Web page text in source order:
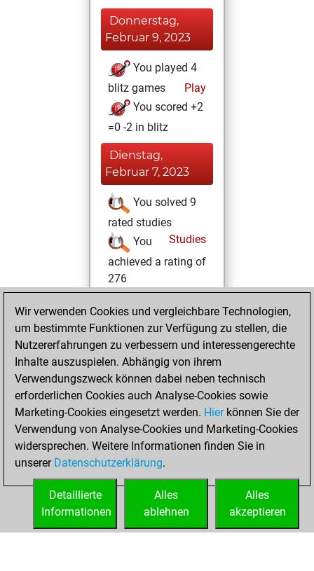
Donnerstag,
Februar 9, 2023
You played 4
blitz games
Play
You scored +2
=0 -2 in blitz
Dienstag,
Februar 7, 2023
You solved 9
rated studies
Studies
You
achieved a rating of
276
Montag, Februar
6, 2023
your Fritz account
Fritz
Freitag,
November 18,
2022
You created
your Studies account
Studies
Wir verwenden Cookies und vergleichbare Technologien,
um bestimmte Funktionen zur Verfügung zu stellen, die
Nutzererfahrungen zu verbessern und interessengerechte
Inhalte auszuspielen. Abhängig von ihrem
Verwendungszweck können dabei neben technisch
erforderlichen Cookies auch Analyse-Cookies sowie
Marketing-Cookies eingesetzt werden. Hierkönnen Sie der
Verwendung von Analyse-Cookies und Marketing-Cookies
widersprechen. Weitere Informationen finden Sie in
unserer Datenschutzerklärung.
Alles
akzeptieren
Alles
ablehnen
Detaillierte
Informationen